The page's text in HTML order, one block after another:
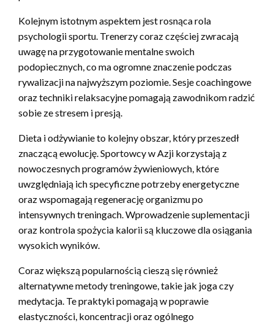
Kolejnym istotnym aspektem jest rosnąca rola
psychologii sportu. Trenerzy coraz częściej zwracają
uwagę na przygotowanie mentalne swoich
podopiecznych, co ma ogromne znaczenie podczas
rywalizacji na najwyższym poziomie. Sesje coachingowe
oraz techniki relaksacyjne pomagają zawodnikom radzić
sobie ze stresem i presją.
Dieta i odżywianie to kolejny obszar, który przeszedł
znaczącą ewolucję. Sportowcy w Azji korzystają z
nowoczesnych programów żywieniowych, które
uwzględniają ich specyficzne potrzeby energetyczne
oraz wspomagają regenerację organizmu po
intensywnych treningach. Wprowadzenie suplementacji
oraz kontrola spożycia kalorii są kluczowe dla osiągania
wysokich wyników.
Coraz większą popularnością cieszą się również
alternatywne metody treningowe, takie jak joga czy
medytacja. Te praktyki pomagają w poprawie
elastyczności, koncentracji oraz ogólnego